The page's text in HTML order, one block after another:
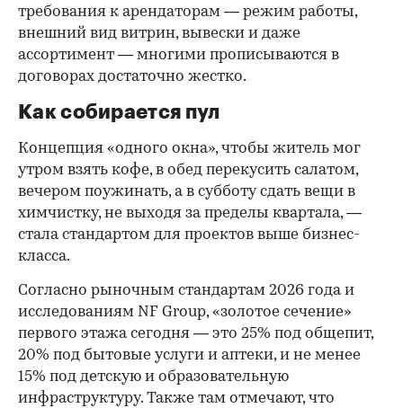
требования к арендаторам — режим работы,
внешний вид витрин, вывески и даже
ассортимент — многими прописываются в
договорах достаточно жестко.
Как собирается пул
Концепция «одного окна», чтобы житель мог
утром взять кофе, в обед перекусить салатом,
вечером поужинать, а в субботу сдать вещи в
химчистку, не выходя за пределы квартала, —
стала стандартом для проектов выше бизнес-
класса.
Согласно рыночным стандартам 2026 года и
исследованиям NF Group, «золотое сечение»
первого этажа сегодня — это 25% под общепит,
20% под бытовые услуги и аптеки, и не менее
15% под детскую и образовательную
инфраструктуру. Также там отмечают, что